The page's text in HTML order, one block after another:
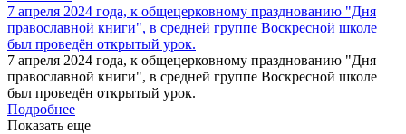
7 апреля 2024 года, к общецерковному празднованию "Дня
православной книги", в средней группе Воскресной школе
был проведён открытый урок.
7 апреля 2024 года, к общецерковному празднованию "Дня
православной книги", в средней группе Воскресной школе
был проведён открытый урок.
Подробнее
Показать еще